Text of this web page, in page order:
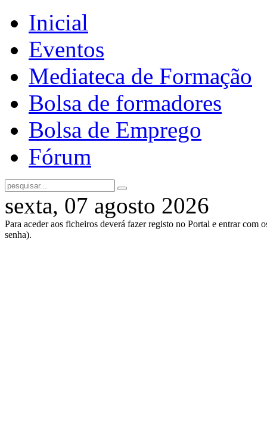
Inicial
Eventos
Mediateca de Formação
Bolsa de formadores
Bolsa de Emprego
Fórum
sexta, 07 agosto 2026
Para aceder aos ficheiros deverá fazer registo no Portal e entrar com
senha).